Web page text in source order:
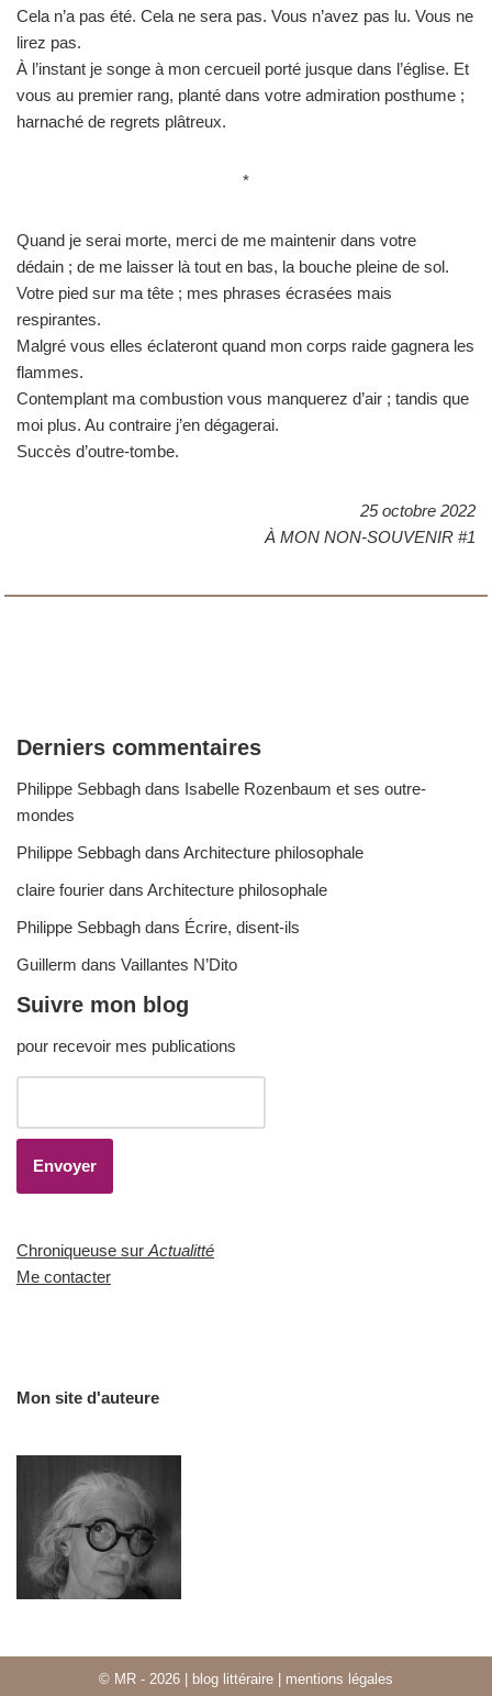
Cela n’a pas été. Cela ne sera pas. Vous n’avez pas lu. Vous ne
lirez pas.
À l’instant je songe à mon cercueil porté jusque dans l’église. Et
vous au premier rang, planté dans votre admiration posthume ;
harnaché de regrets plâtreux.
*
Quand je serai morte, merci de me maintenir dans votre
dédain ; de me laisser là tout en bas, la bouche pleine de sol.
Votre pied sur ma tête ; mes phrases écrasées mais
respirantes.
Malgré vous elles éclateront quand mon corps raide gagnera les
flammes.
Contemplant ma combustion vous manquerez d’air ; tandis que
moi plus. Au contraire j’en dégagerai.
Succès d’outre-tombe.
25 octobre 2022
À MON NON-SOUVENIR #1
Derniers commentaires
Philippe Sebbagh dans Isabelle Rozenbaum et ses outre-
mondes
Philippe Sebbagh dans Architecture philosophale
claire fourier dans Architecture philosophale
Philippe Sebbagh dans Écrire, disent-ils
Guillerm dans Vaillantes N’Dito
Suivre mon blog
pour recevoir mes publications
Chroniqueuse sur Actualitté
Me contacter
Mon site d'auteure
© MR - 2026 blog littéraire mentions légales